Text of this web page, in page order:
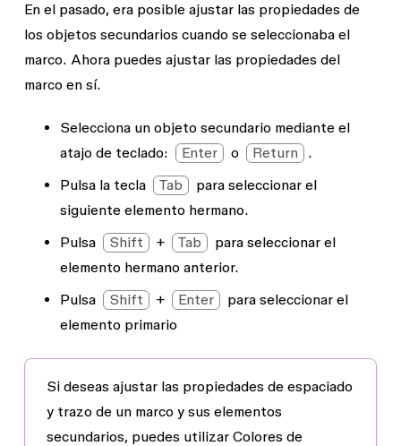
En el pasado, era posible ajustar las propiedades de
los objetos secundarios cuando se seleccionaba el
marco. Ahora puedes ajustar las propiedades del
marco en sí.
Selecciona un objeto secundario mediante el
atajo de teclado:
Enter o Return
.
Pulsa la tecla
Tab
para seleccionar el
siguiente elemento hermano.
Pulsa
Shift + Tab
para seleccionar el
elemento hermano anterior.
Pulsa
Shift + Enter
para seleccionar el
elemento primario
Si deseas ajustar las propiedades de espaciado
y trazo de un marco y sus elementos
secundarios, puedes utilizar Colores de